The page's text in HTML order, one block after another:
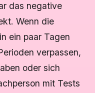
das negative
Wenn die
ein paar Tagen
verpassen,
oder sich
mit Tests